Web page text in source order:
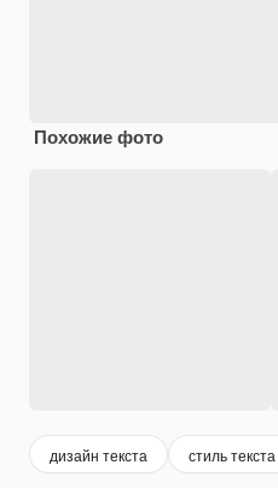
Похожие фото
дизайн текста стиль текста